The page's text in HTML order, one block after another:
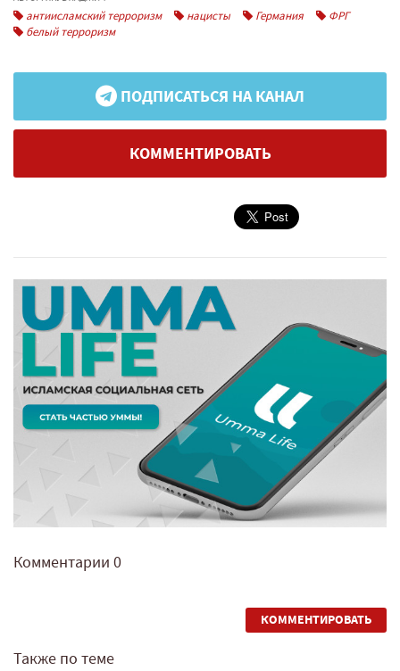
антиисламский терроризм нацисты Германия
ФРГ
белый терроризм
ПОДПИСАТЬСЯ НА КАНАЛ
КОММЕНТИРОВАТЬ
Комментарии 0
КОММЕНТИРОВАТЬ
Также по теме